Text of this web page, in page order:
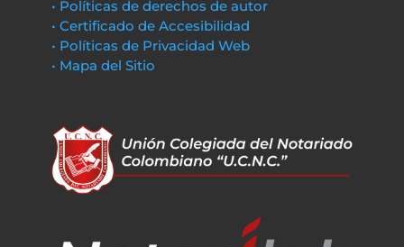
• Políticas de derechos de autor
• Certificado de Accesibilidad
• Políticas de Privacidad Web
• Mapa del Sitio